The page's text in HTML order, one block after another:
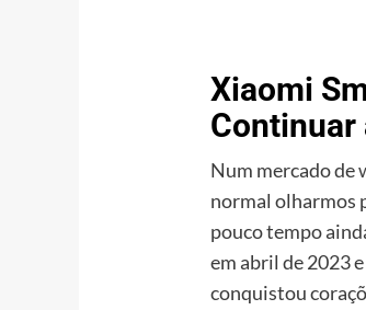
Xiaomi
Continuar
Num mercado de
normal olharmos
pouco tempo
em abril de 2023
conquistou